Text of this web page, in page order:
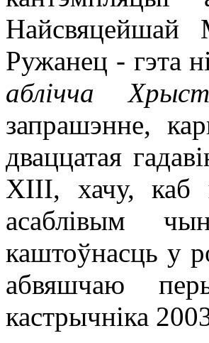
Ружанец - гэта
аблічча
запрашэнне,
дваццатая
XIII, хачу, каб
асаблівым
каштоўнасць у
абвяшчаю
кастрычніка